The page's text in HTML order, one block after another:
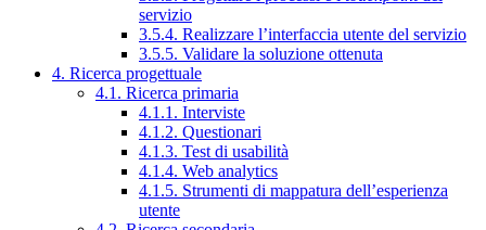
servizio
3.5.4. Realizzare l’interfaccia utente del servizio
3.5.5. Validare la soluzione ottenuta
4. Ricerca progettuale
4.1. Ricerca primaria
4.1.1. Interviste
4.1.2. Questionari
4.1.3. Test di usabilità
4.1.4. Web analytics
4.1.5. Strumenti di mappatura dell’esperienza
utente